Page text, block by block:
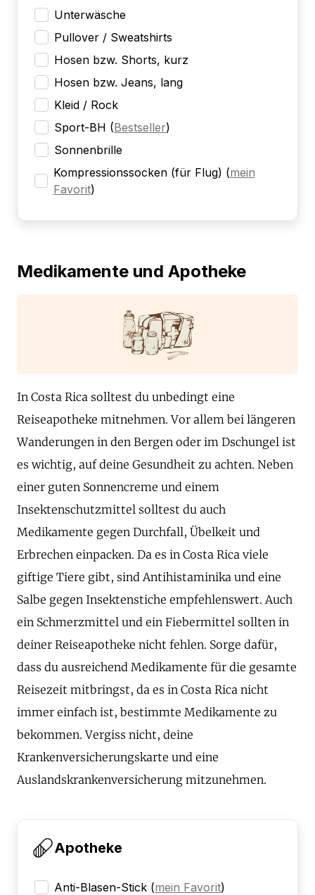
Unterwäsche
Pullover / Sweatshirts
Hosen bzw. Shorts, kurz
Hosen bzw. Jeans, lang
Kleid / Rock
Sport-BH (Bestseller)
Sonnenbrille
Kompressionssocken (für Flug) (mein
Favorit)
Medikamente und Apotheke
In Costa Rica solltest du unbedingt eine
Reiseapotheke mitnehmen. Vor allem bei längeren
Wanderungen in den Bergen oder im Dschungel ist
es wichtig, auf deine Gesundheit zu achten. Neben
einer guten Sonnencreme und einem
Insektenschutzmittel solltest du auch
Medikamente gegen Durchfall, Übelkeit und
Erbrechen einpacken. Da es in Costa Rica viele
giftige Tiere gibt, sind Antihistaminika und eine
Salbe gegen Insektenstiche empfehlenswert. Auch
ein Schmerzmittel und ein Fiebermittel sollten in
deiner Reiseapotheke nicht fehlen. Sorge dafür,
dass du ausreichend Medikamente für die gesamte
Reisezeit mitbringst, da es in Costa Rica nicht
immer einfach ist, bestimmte Medikamente zu
bekommen. Vergiss nicht, deine
Krankenversicherungskarte und eine
Auslandskrankenversicherung mitzunehmen.
Apotheke
Anti-Blasen-Stick (mein Favorit)